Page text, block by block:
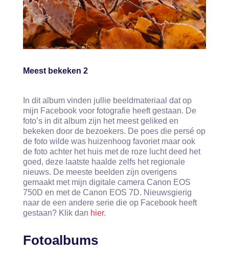
Meest bekeken 2
In dit album vinden jullie beeldmateriaal dat op
mijn Facebook voor fotografie heeft gestaan. De
foto’s in dit album zijn het meest geliked en
bekeken door de bezoekers. De poes die persé op
de foto wilde was huizenhoog favoriet maar ook
de foto achter het huis met de roze lucht deed het
goed, deze laatste haalde zelfs het regionale
nieuws. De meeste beelden zijn overigens
gemaakt met mijn digitale camera Canon EOS
750D en met de Canon EOS 7D. Nieuwsgierig
naar de een andere serie die op Facebook heeft
gestaan? Klik dan hier.
Fotoalbums